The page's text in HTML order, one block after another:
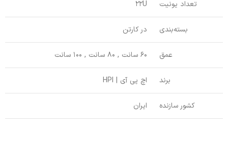
تعداد یونیت 22U
بسته‌بندی در کارتن
عمق 60 سانت , 80 سانت , 100 سانت
برند اچ پی آی | HPI
کشور سازنده ایران